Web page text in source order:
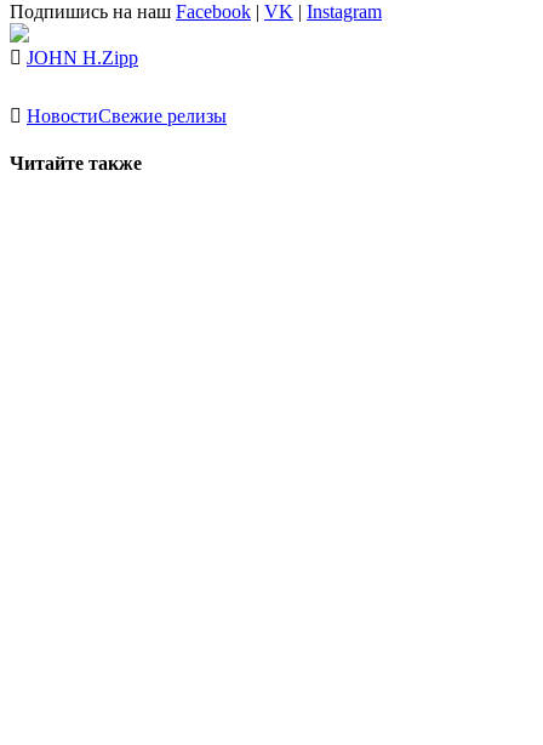
Подпишись на наш Facebook | VK | Instagram
JOHN H.Zipp
НовостиСвежие релизы
Читайте также